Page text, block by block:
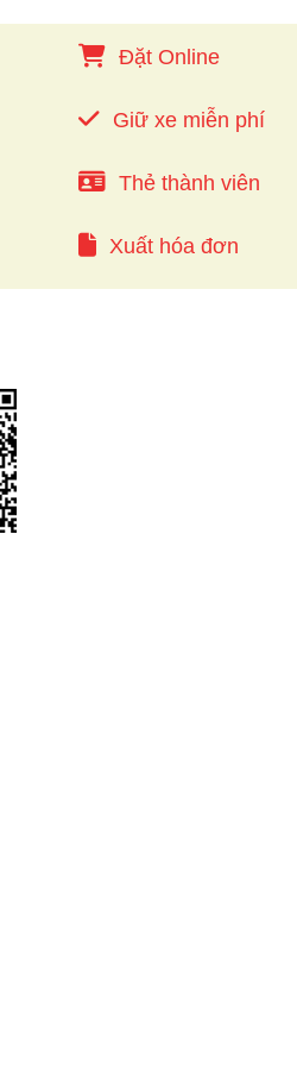
Đặt Online
Giữ xe miễn phí
Thẻ thành viên
Xuất hóa đơn